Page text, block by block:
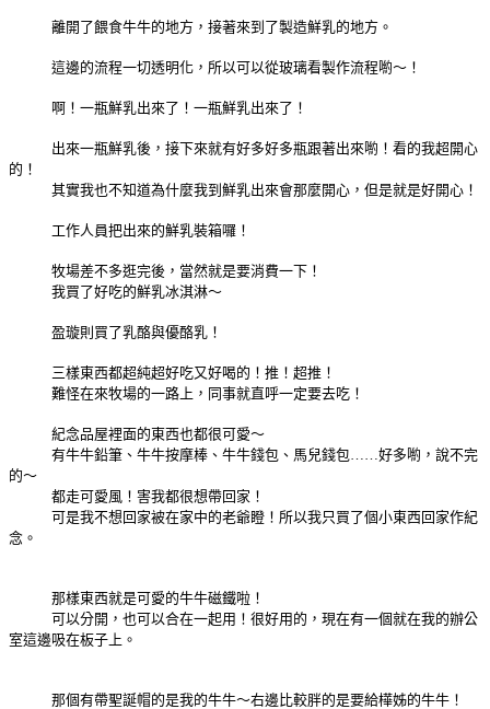
離開了餵食牛牛的地方，接著來到了製造鮮乳的地方。
這邊的流程一切透明化，所以可以從玻璃看製作流程喲～！
啊！一瓶鮮乳出來了！一瓶鮮乳出來了！
出來一瓶鮮乳後，接下來就有好多好多瓶跟著出來喲！看的我超開心
的！
其實我也不知道為什麼我到鮮乳出來會那麼開心，但是就是好開心！
工作人員把出來的鮮乳裝箱囉！
牧場差不多逛完後，當然就是要消費一下！
我買了好吃的鮮乳冰淇淋～
盈璇則買了乳酪與優酪乳！
三樣東西都超純超好吃又好喝的！推！超推！
難怪在來牧場的一路上，同事就直呼一定要去吃！
紀念品屋裡面的東西也都很可愛～
有牛牛鉛筆、牛牛按摩棒、牛牛錢包、馬兒錢包……好多喲，說不完
的～
都走可愛風！害我都很想帶回家！
可是我不想回家被在家中的老爺瞪！所以我只買了個小東西回家作紀
念。
那樣東西就是可愛的牛牛磁鐵啦！
可以分開，也可以合在一起用！很好用的，現在有一個就在我的辦公
室這邊吸在板子上。
那個有帶聖誕帽的是我的牛牛～右邊比較胖的是要給樺姊的牛牛！